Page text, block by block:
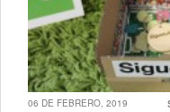
06 DE FEBRERO, 2019